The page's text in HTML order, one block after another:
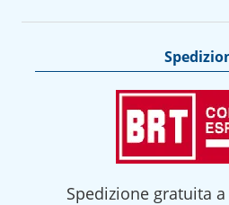
Spedizione gratuita